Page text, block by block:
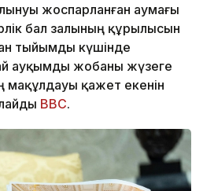
жоспарланған аумағы
бал залының құрылысын
тыйымды күшінде
ауқымды жобаны жүзеге
мақұлдауы қажет екенін
BBC.